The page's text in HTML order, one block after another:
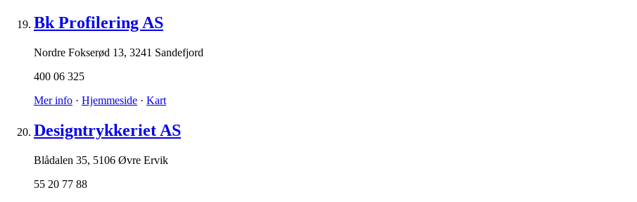
Bk Profilering AS
Nordre Fokserød 13, 3241 Sandefjord
400 06 325
Mer info · Hjemmeside · Kart
Designtrykkeriet AS
Blådalen 35, 5106 Øvre Ervik
55 20 77 88